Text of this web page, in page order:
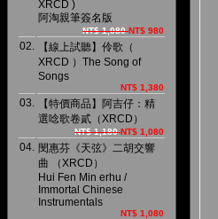
XRCD )
阿淘親筆簽名版
NT$ 1,080NT$ 980
02.
【線上試聽】伶歌（
XRCD ）The Song of
Songs
NT$ 1,380
03.
【特價商品】阿吉仔：精
選唸歌卷貳（XRCD）
NT$ 1,180NT$ 1,080
04. 閔惠芬《天弦》二胡交響
曲 （XRCD）
Hui Fen Min erhu /
Immortal Chinese
Instrumentals
NT$ 1,080